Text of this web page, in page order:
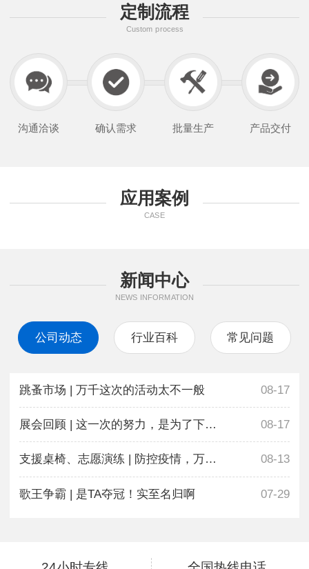
定制流程
Custom process
沟通洽谈 确认需求 批量生产 产品交付
应用案例
CASE
新闻中心
NEWS INFORMATION
公司动态 行业百科 常见问题
跳蚤市场 | 万千这次的活动太不一般 08-17
展会回顾 | 这一次的努力，是为了下一次更好地相遇 08-17
支援桌椅、志愿演练 | 防控疫情，万千在行动 08-13
歌王争霸 | 是TA夺冠！实至名归啊 07-29